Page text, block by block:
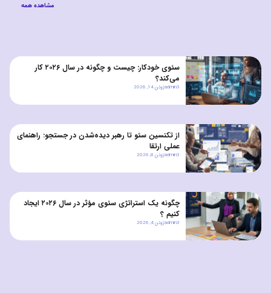
مشاهده همه
سئوی خودکار: چیست و چگونه در سال ۲۰۲۶ کار
می‌کند؟
admin3ژوئن 14, 2026
از تکنسین سئو تا رهبر دیده‌شدن در جستجو: راهنمای
عملی ارتقا
admin3ژوئن 8, 2026
چگونه یک استراتژی سئوی مؤثر در سال ۲۰۲۶ ایجاد
کنیم ؟
admin3ژوئن 4, 2026